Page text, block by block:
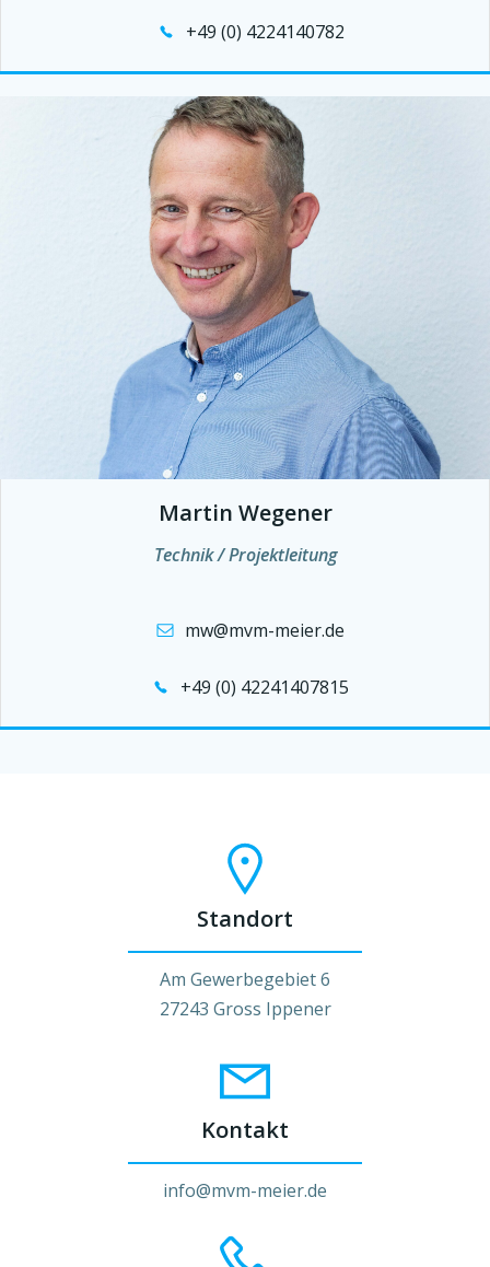
+49 (0) 4224140782
Martin Wegener
Technik / Projektleitung
mw@mvm-meier.de
+49 (0) 42241407815
Standort
Am Gewerbegebiet 6
27243 Gross Ippener
Kontakt
info@mvm-meier.de